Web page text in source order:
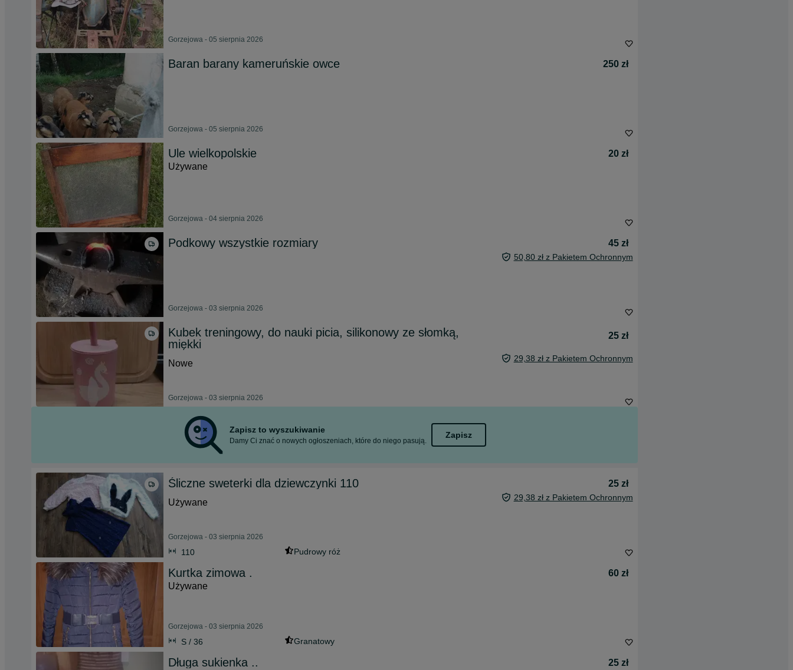
Gorzejowa - 05 sierpnia 2026
Baran barany kameruńskie owce 250 zł
Gorzejowa - 05 sierpnia 2026
Ule wielkopolskie
20 zł
Używane
Gorzejowa - 04 sierpnia 2026
Podkowy wszystkie rozmiary 45 zł
50,80 zł z Pakietem Ochronnym
Gorzejowa - 03 sierpnia 2026
Kubek treningowy, do nauki picia, silikonowy ze słomką,
miękki
25 zł
Nowe 29,38 zł z Pakietem Ochronnym
Gorzejowa - 03 sierpnia 2026
Zapisz to wyszukiwanie
Damy Ci znać o nowych ogłoszeniach, które do niego pasują.
Zapisz
Śliczne sweterki dla dziewczynki 110
25 zł
Używane
29,38 zł z Pakietem Ochronnym
Gorzejowa - 03 sierpnia 2026
110 Pudrowy róż
Kurtka zimowa .
60 zł
Używane
Gorzejowa - 03 sierpnia 2026
S / 36 Granatowy
Długa sukienka ..
25 zł